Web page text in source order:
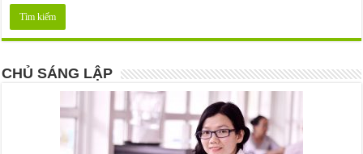
CHỦ SÁNG LẬP